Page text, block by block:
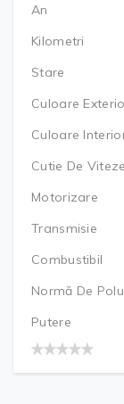
An
Kilometri
Stare
Culoare
Culoare
Cutie De Viteze
Motorizare
Transmisie
Combustibil
Normă De
Putere